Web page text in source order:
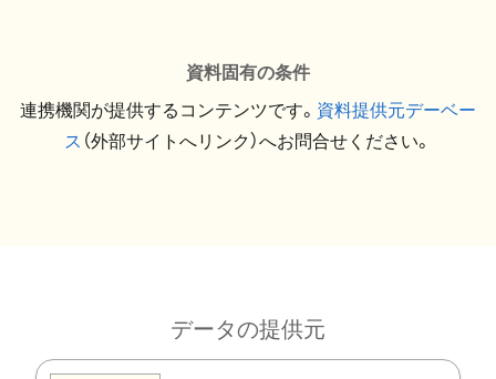
資料固有の条件
連携機関が提供するコンテンツです。 資料提供元デーベー
ス （外部サイトへリンク）へお問合せください。
データの提供元